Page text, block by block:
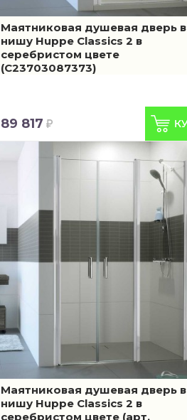
Маятниковая душевая дверь в
нишу Huppe Classics 2 в
серебристом цвете
(C23703087373)
89 817
Маятниковая душевая дверь в
нишу Huppe Classics 2 в
серебристом цвете (арт.